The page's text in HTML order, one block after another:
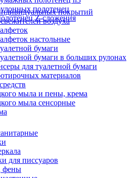
полотенец
Z-сложения
покрытий
воздуха
настольные
бумаги
бумаги в больших рулонах
для туалетной бумаги
материалов
мыла и пены, крема
мыла сенсорные
для писсуаров
фены